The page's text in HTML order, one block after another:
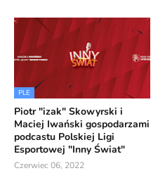
PLE
Piotr "izak" Skowyrski i
Maciej Iwański gospodarzami
podcastu Polskiej Ligi
Esportowej "Inny Świat"
Czerwiec 06, 2022